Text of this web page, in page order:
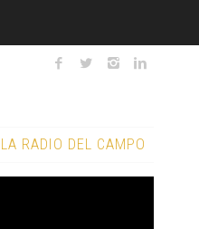
RADIO DEL CAMPO